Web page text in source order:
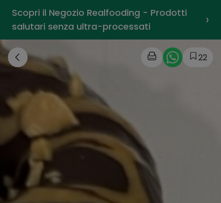
Scopri il Negozio Realfooding - Prodotti
salutari senza ultra-processati
›
22